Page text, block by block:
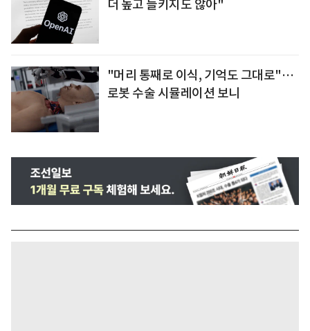
더 높고 들키지도 않아"
"머리 통째로 이식, 기억도 그대로"…
로봇 수술 시뮬레이션 보니